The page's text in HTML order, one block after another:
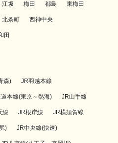
江坂 梅田 都島 東梅田
北条町 西神中央
田
森) JR羽越本線
本線(東京～熱海) JR山手線
線 JR根岸線 JR横須賀線
) JR中央線(快速)